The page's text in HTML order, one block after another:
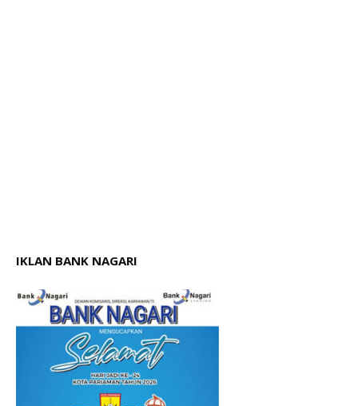
IKLAN BANK NAGARI